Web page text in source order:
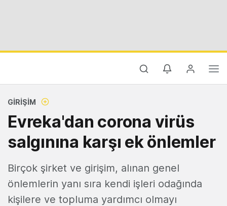
GIRIŞIM
Evreka'dan corona virüs
salgınına karşı ek önlemler
Birçok şirket ve girişim, alınan genel
önlemlerin yanı sıra kendi işleri odağında
kişilere ve topluma yardımcı olmayı